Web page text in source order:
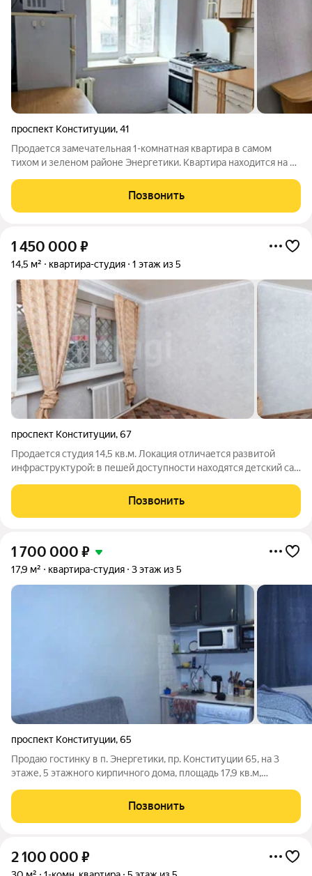
проспект Конституции,41
Продается замечательная 1-комнатная квартира в самом
тихом и зеленом районе Энергетики. Квартира находится на 2
кв.м. Квартира угловая, имеет 2 больших окна, что добавляет
много света. Квартира
Позвонить
1 450 000 ₽
14,5 м² квартира-студия 1 этаж из 5
проспект Конституции,67
Продается студия 14,5 кв.м. Локация отличается развитой
инфраструктурой: в пешей доступности находятся детский сад
колледж , Красный крест, взрослая поликлиника, банки,
супермаркеты "Пятерочка"
Позвонить
1 700 000 ₽
17,9 м² квартира-студия 3 этаж из 5
проспект Конституции,65
Продаю гостинку в п. Энергетики, пр. Конституции 65, на 3
этаже, 5 этажного кирпичного дома, площадь 17,9 кв.м,
техникой. Район с развитой инфраструктурой, в шаговой
доступности, магазины, школы,
Позвонить
2 100 000 ₽